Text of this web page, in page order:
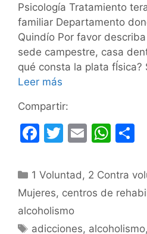
Psicología Tratamiento
familiar Departamento
Quindío Por favor
sede campestre, casa
qué consta la plata fÍsica?
Leer más
Compartir:
F
c
e
b
o
T
itt
er
E
ai
l
W
at
s
p
p
Categorías
1 Voluntad, 2 Contra
Mujeres, centros de
alcoholismo
Etiquetas
adicciones, alcoholismo,